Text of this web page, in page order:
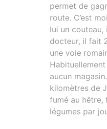
permet de
route. C’est
lui un couteau,
docteur, il fait
une voie
aucun
kilomètres de
fumé au hêtre,
légumes par